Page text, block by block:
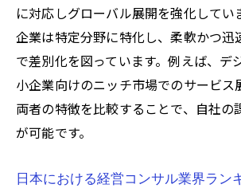
に対応しグローバル展開を強化してい
企業は特定分野に特化し、柔軟かつ迅
で差別化を図っています。例えば、デ
小企業向けのニッチ市場でのサービス
両者の特徴を比較することで、自社の
が可能です。
日本における経営コンサル業界ラン